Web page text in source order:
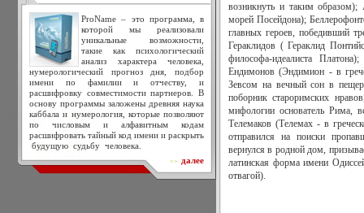
ProName – это программа, в
которой мы реализовали
уникальные возможности,
такие как психологический
анализ характера человека,
нумерологический прогноз дня, подбор
имени по фамилии и отчеству, и
расшифровку совместимости партнеров. В
основу программы заложены древняя наука
каббала и нумерология, которые позволяют
по числовым и алфавитным кодам
расшифровать тайный код имени и раскрыть
будущую судьбу человека.
>> далее
возникнуть и таким
морей Посейдона);
главных героев, победивший
Гераклидов ( Гераклид
философа-идеалиста
Ендимонов (Эндимион - в
Зевсом на вечный сон в
поборник староримских
мифологии основатель Рима,
Телемаков (Телемах - в
отправился на поиски
вернулся в родной дом,
латинская форма имени
отвагой).